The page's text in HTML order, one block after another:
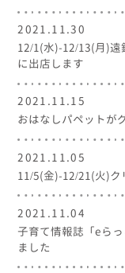
2021.11.30
12/1(水)-12/13(月)遠
に出店します
2021.11.15
おはなしパペットが
2021.11.05
11/5(金)-12/21(火)ク
2021.11.04
子育て情報誌「eら
ました